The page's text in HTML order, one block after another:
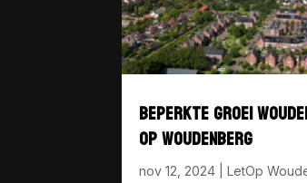
BEPERKTE GROEI
OP WOUDENBERG
nov 12, 2024 |LetOp